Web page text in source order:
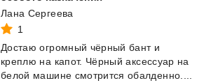
Лана Сергеева
1
Достаю огромный чёрный бант и
креплю на капот. Чёрный аксессуар на
белой машине смотрится обалденно....